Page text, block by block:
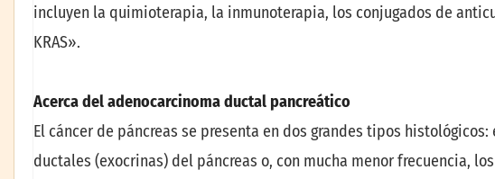
incluyen la quimioterapia, la inmunoterapia, los conjugados de
KRAS».
Acerca del adenocarcinoma ductal pancreático
El cáncer de páncreas se presenta en dos grandes tipos
ductales (exocrinas) del páncreas o, con mucha menor frecuencia,